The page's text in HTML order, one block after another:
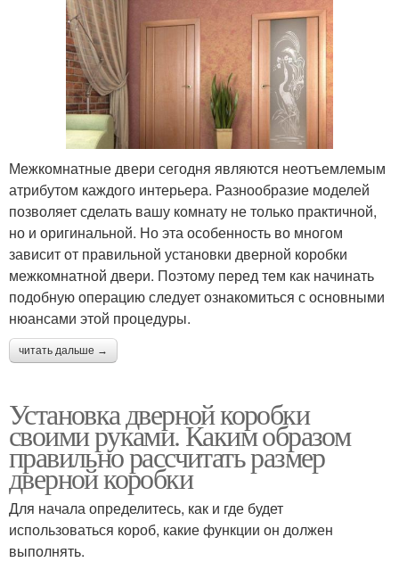
Межкомнатные двери сегодня являются неотъемлемым
атрибутом каждого интерьера. Разнообразие моделей
позволяет сделать вашу комнату не только практичной,
но и оригинальной. Но эта особенность во многом
зависит от правильной установки дверной коробки
межкомнатной двери. Поэтому перед тем как начинать
подобную операцию следует ознакомиться с основными
нюансами этой процедуры.
читать дальше →
Установка дверной коробки
своими руками. Каким образом
правильно рассчитать размер
дверной коробки
Для начала определитесь, как и где будет
использоваться короб, какие функции он должен
выполнять.